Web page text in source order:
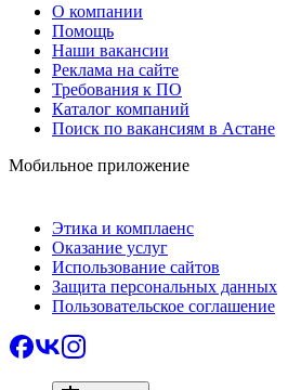
О компании
Помощь
Наши вакансии
Реклама на сайте
Требования к ПО
Каталог компаний
Поиск по вакансиям в Астане
Мобильное приложение
Этика и комплаенс
Оказание услуг
Использование сайтов
Защита персональных данных
Пользовательское соглашение